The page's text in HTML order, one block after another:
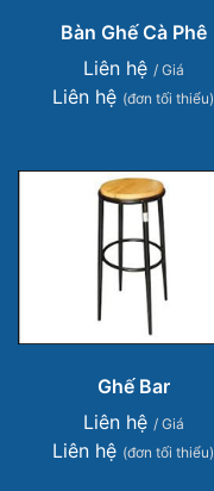
Bàn Ghế Cà Phê
Liên hệ / Giá
Liên hệ (đơn tối thiểu)
Ghế Bar
Liên hệ / Giá
Liên hệ (đơn tối thiểu)